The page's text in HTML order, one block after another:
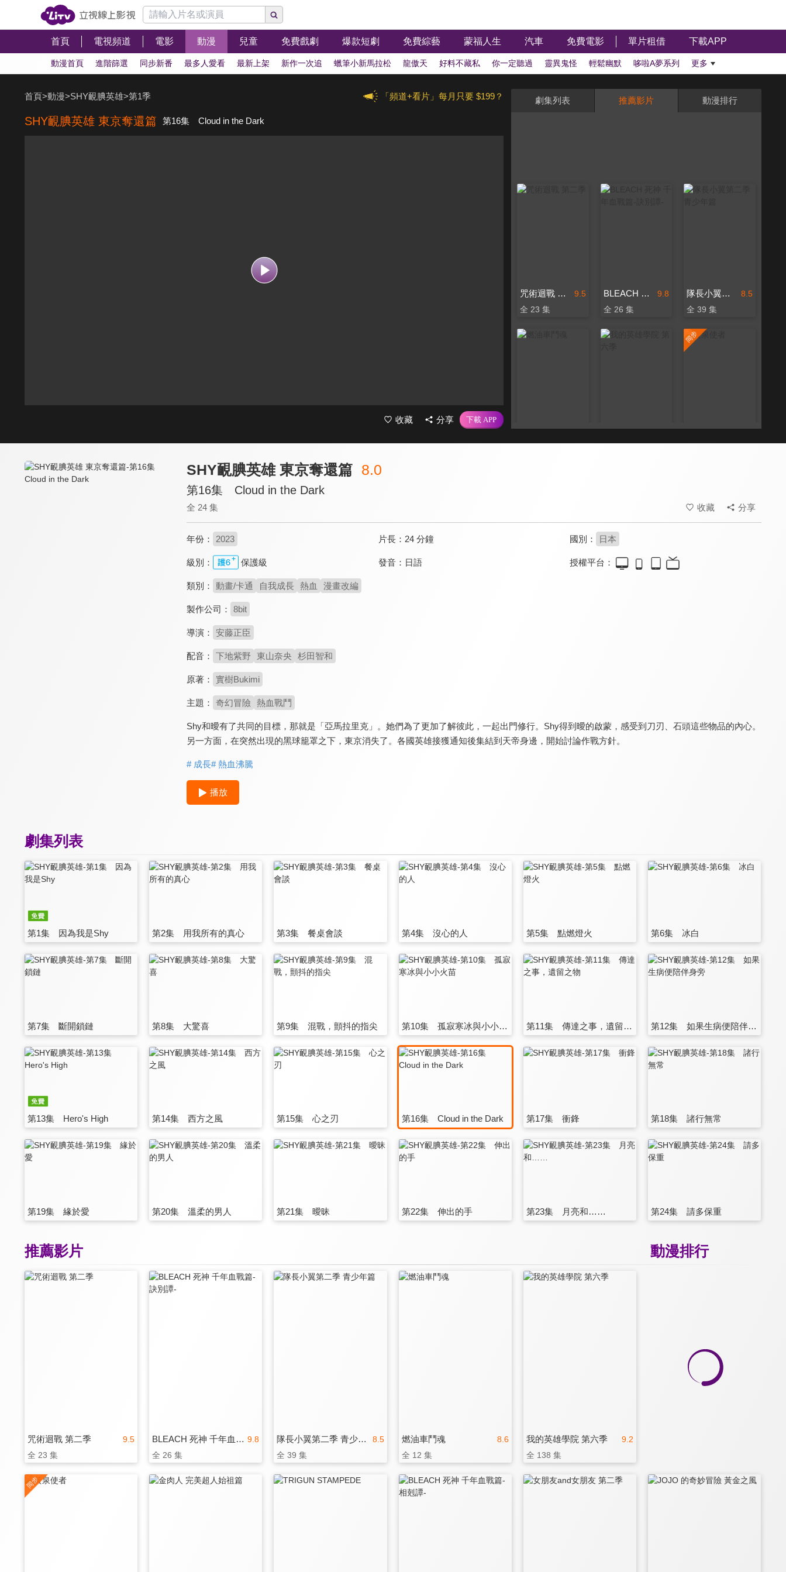
首頁 電視頻道 電影 動漫 兒童 免費戲劇 爆款短劇 免費綜藝 蒙福人生 汽車 免費電影 單片租借 下載APP
動漫首頁 進階篩選 同步新番 最多人愛看 最新上架 新作一次追 蠟筆小新馬拉松 龍傲天 好料不藏私 你一定聽過 靈異鬼怪 輕鬆幽默 哆啦A夢系列 更多
「頻道+看片」每月只要 $199？
首頁>動漫>SHY靦腆英雄>第1季
SHY靦腆英雄 東京奪還篇 第16集 Cloud in the Dark
收藏 分享
劇集列表 推薦影片 動漫排行
9.5
咒術迴戰 第二季
全 23 集
9.8
BLEACH 死神 千年血戰篇-訣別譚-
全 26 集
8.5
隊長小翼第二季 青少年篇
全 39 集
8.0
女朋友and女朋友 第二季
全 12 集
8.3
JOJO 的奇妙冒險 黃金之風
全 39 集
8.7
賭博默示錄破戒錄篇
SHY靦腆英雄 東京奪還篇 8.0
第16集 Cloud in the Dark
全 24 集 收藏 分享
年份： 2023 片長： 24 分鐘 國別： 日本
級別： 保護級 發音： 日語 授權平台：
類別： 動畫/卡通 自我成長 熱血 漫畫改編
製作公司： 8bit
導演： 安藤正臣
配音： 下地紫野 東山奈央 杉田智和
原著： 實樹Bukimi
主題： 奇幻冒險 熱血戰鬥
Shy和曖有了共同的目標，那就是「亞馬拉里克」。她們為了更加了解彼此，一起出門修行。Shy得到曖的啟蒙，感受到刀刃、石頭這些物品的內心。
另一方面，在突然出現的黑球籠罩之下，東京消失了。各國英雄接獲通知後集結到天帝身邊，開始討論作戰方針。
# 成長# 熱血沸騰
播放
劇集列表
第1集 因為我是Shy 第2集 用我所有的真心 第3集 餐桌會談 第4集 沒心的人 第5集 點燃燈火 第6集 冰白
第7集 斷開鎖鏈 第8集 大驚喜 第9集 混戰，顫抖的指尖 第10集 孤寂寒冰與小小火苗 第11集 傳達之事，遺留之物 第12集 如果生病便陪伴身旁
第13集 Hero's High 第14集 西方之風 第15集 心之刃 第16集 Cloud in the Dark 第17集 衝鋒 第18集 諸行無常
第19集 緣於愛 第20集 溫柔的男人 第21集 曖昧 第22集 伸出的手 第23集 月亮和…… 第24集 請多保重
動漫排行
推薦影片
9.5
咒術迴戰 第二季
全 23 集
9.8
BLEACH 死神 千年血戰篇-訣別譚-
全 26 集
8.5
隊長小翼第二季 青少年篇
全 39 集
8.6
燃油車鬥魂
全 12 集
9.2
我的英雄學院 第六季
全 138 集